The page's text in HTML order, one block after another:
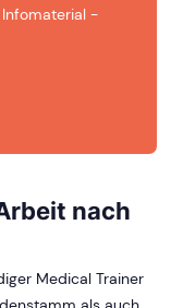
Infomaterial -
nach
Medical Trainer